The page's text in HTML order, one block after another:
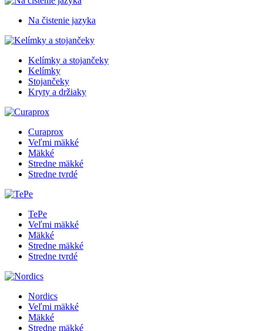
Na čistenie jazyka
Kelímky a stojančeky
Kelímky
Stojančeky
Kryty a držiaky
Curaprox
Veľmi mäkké
Mäkké
Stredne mäkké
Stredne tvrdé
TePe
Veľmi mäkké
Mäkké
Stredne mäkké
Stredne tvrdé
Nordics
Veľmi mäkké
Mäkké
Stredne mäkké